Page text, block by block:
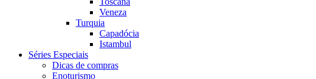
Veneza
Turquia
Capadócia
Istambul
Séries Especiais
Dicas de compras
Enoturismo